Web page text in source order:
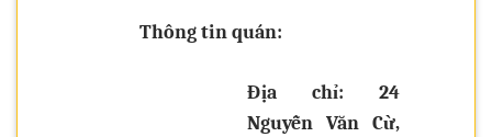
Thông tin quán:
Địa chỉ: 24
Nguyễn Văn Cừ,